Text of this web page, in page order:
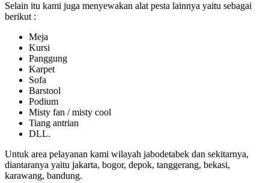
Selain itu kami juga menyewakan alat pesta lainnya yaitu sebagai
berikut :
Meja
Kursi
Panggung
Karpet
Sofa
Barstool
Podium
Misty fan / misty cool
Tiang antrian
DLL.
Untuk area pelayanan kami wilayah jabodetabek dan sekitarnya,
diantaranya yaitu jakarta, bogor, depok, tanggerang, bekasi,
karawang, bandung.